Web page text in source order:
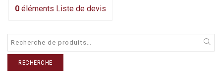
0 éléments Liste de devis
RECHERCHE